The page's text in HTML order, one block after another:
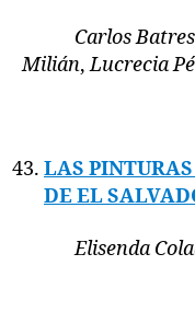
Carlos Batres
Milián,Lucrecia
LAS
DE EL
Elisenda